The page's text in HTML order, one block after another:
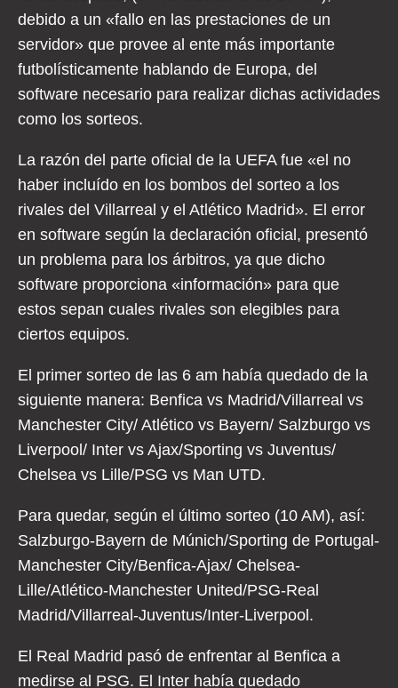
debido a un «fallo en las prestaciones de un
servidor» que provee al ente más importante
futbolísticamente hablando de Europa, del
software necesario para realizar dichas actividades
como los sorteos.
La razón del parte oficial de la UEFA fue «el no
haber incluído en los bombos del sorteo a los
rivales del Villarreal y el Atlético Madrid». El error
en software según la declaración oficial, presentó
un problema para los árbitros, ya que dicho
software proporciona «información» para que
estos sepan cuales rivales son elegibles para
ciertos equipos.
El primer sorteo de las 6 am había quedado de la
siguiente manera: Benfica vs Madrid/Villarreal vs
Manchester City/ Atlético vs Bayern/ Salzburgo vs
Liverpool/ Inter vs Ajax/Sporting vs Juventus/
Chelsea vs Lille/PSG vs Man UTD.
Para quedar, según el último sorteo (10 AM), así:
Salzburgo-Bayern de Múnich/Sporting de Portugal-
Manchester City/Benfica-Ajax/ Chelsea-
Lille/Atlético-Manchester United/PSG-Real
Madrid/Villarreal-Juventus/Inter-Liverpool.
El Real Madrid pasó de enfrentar al Benfica a
medirse al PSG. El Inter había quedado